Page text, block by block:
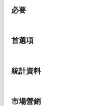
必要
首選項
統計資料
市場營銷
安裝和安裝規範